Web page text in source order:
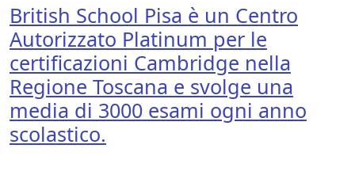
British School Pisa è un Centro
Autorizzato Platinum per le
certificazioni Cambridge nella
Regione Toscana e svolge una
media di 3000 esami ogni anno
scolastico.